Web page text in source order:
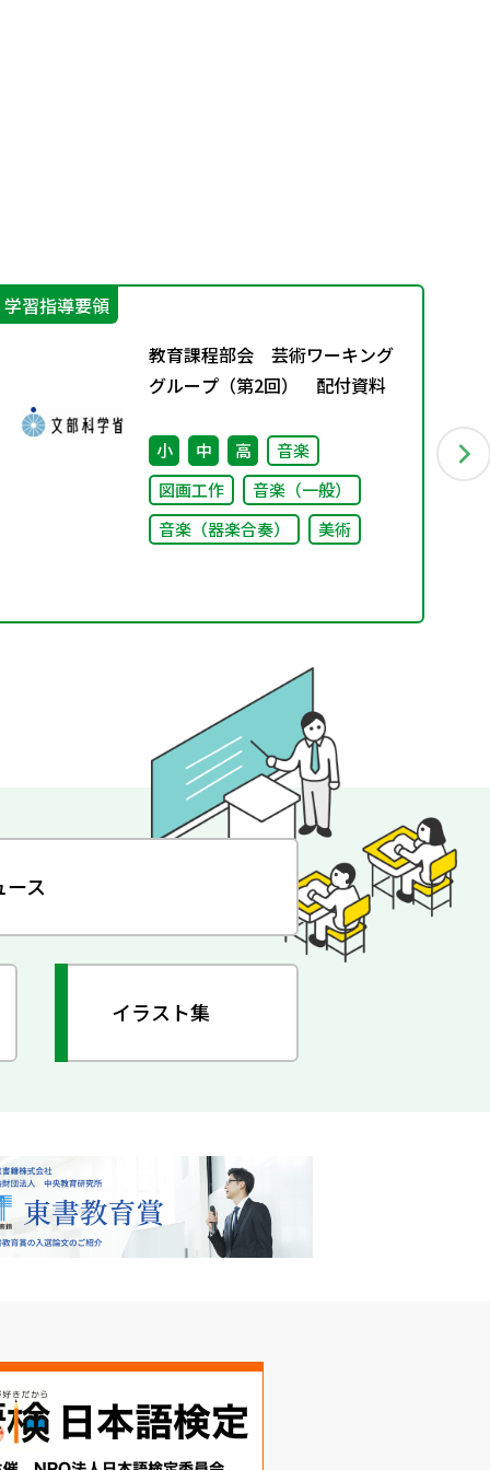
学習指導要領
教育課程部会 芸術ワーキング
グループ（第2回） 配付資料
小 中 高
音楽
図画工作
音楽（一般）
音楽（器楽合奏）
美術
ース
イラスト集